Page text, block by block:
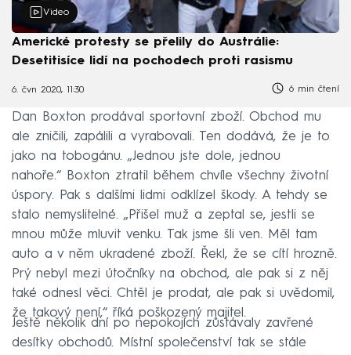
Video
Americké protesty se přelily do Austrálie:
Desetitisíce lidí na pochodech proti rasismu
6. čvn 2020, 11:30 6 min čtení
Dan Boxton prodával sportovní zboží. Obchod mu
ale zničili, zapálili a vyrabovali. Ten dodává, že je to
jako na tobogánu. „Jednou jste dole, jednou
nahoře.“ Boxton ztratil během chvíle všechny životní
úspory. Pak s dalšími lidmi odklízel škody. A tehdy se
stalo nemyslitelné. „Přišel muž a zeptal se, jestli se
mnou může mluvit venku. Tak jsme šli ven. Měl tam
auto a v něm ukradené zboží. Řekl, že se cítí hrozně.
Prý nebyl mezi útočníky na obchod, ale pak si z něj
také odnesl věci. Chtěl je prodat, ale pak si uvědomil,
že takový není,“ říká poškozený majitel.
Ještě několik dní po nepokojích zůstávaly zavřené
desítky obchodů. Místní společenství tak se stále